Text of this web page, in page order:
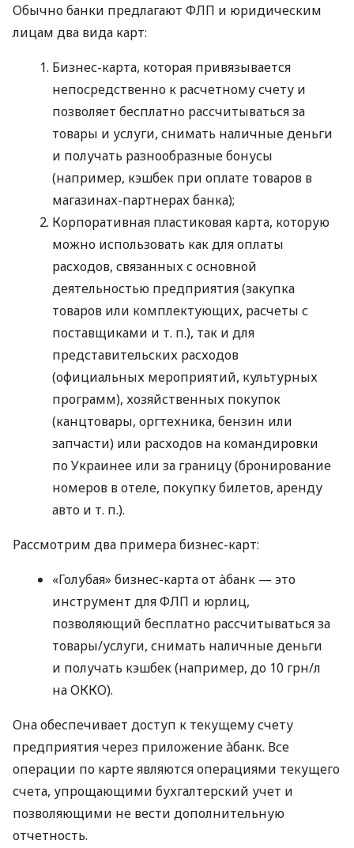
Обычно банки предлагают ФЛП и юридическим
лицам два вида карт:
Бизнес-карта, которая привязывается
непосредственно к расчетному счету и
позволяет бесплатно рассчитываться за
товары и услуги, снимать наличные деньги
и получать разнообразные бонусы
(например, кэшбек при оплате товаров в
магазинах-партнерах банка);
Корпоративная пластиковая карта, которую
можно использовать как для оплаты
расходов, связанных с основной
деятельностью предприятия (закупка
товаров или комплектующих, расчеты с
поставщиками и т. п.), так и для
представительских расходов
(официальных мероприятий, культурных
программ), хозяйственных покупок
(канцтовары, оргтехника, бензин или
запчасти) или расходов на командировки
по Украинее или за границу (бронирование
номеров в отеле, покупку билетов, аренду
авто и т. п.).
Рассмотрим два примера бизнес-карт:
«Голубая» бизнес-карта от àбанк — это
инструмент для ФЛП и юрлиц,
позволяющий бесплатно рассчитываться за
товары/услуги, снимать наличные деньги
и получать кэшбек (например, до 10 грн/л
на ОККО).
Она обеспечивает доступ к текущему счету
предприятия через приложение àбанк. Все
операции по карте являются операциями текущего
счета, упрощающими бухгалтерский учет и
позволяющими не вести дополнительную
отчетность.